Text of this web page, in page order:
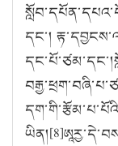
དང་།
ཡིན།[8]